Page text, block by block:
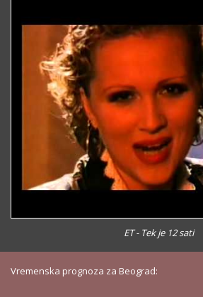
ET - Tek je 12 sati
Vremenska prognoza za Beograd: